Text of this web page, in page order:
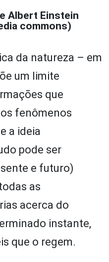
Albert Einstein
commons)
da natureza – em
um limite
que
fenômenos
a ideia
pode ser
e futuro)
as
acerca do
instante,
que o regem.